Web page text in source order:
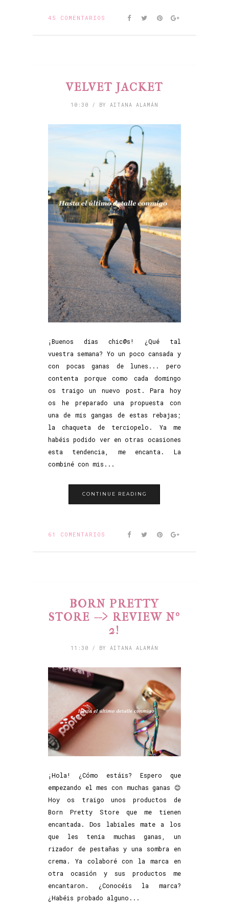
45 COMENTARIOS
VELVET JACKET
10:30 / BY AITANA ALAMÁN
¡Buenos días chic@s! ¿Qué tal
vuestra semana? Yo un poco cansada y
con pocas ganas de lunes... pero
contenta porque como cada domingo
os traigo un nuevo post. Para hoy
os he preparado una propuesta con
una de mis gangas de estas rebajas;
la chaqueta de terciopelo. Ya me
habéis podido ver en otras ocasiones
esta tendencia, me encanta. La
combiné con mis...
CONTINUE READING
61 COMENTARIOS
BORN PRETTY
STORE --> REVIEW Nº
2!
11:30 / BY AITANA ALAMÁN
¡Hola! ¿Cómo estáis? Espero que
empezando el mes con muchas ganas 😊
Hoy os traigo unos productos de
Born Pretty Store que me tienen
encantada. Dos labiales mate a los
que les tenía muchas ganas, un
rizador de pestañas y una sombra en
crema. Ya colaboré con la marca en
otra ocasión y sus productos me
encantaron. ¿Conocéis la marca?
¿Habéis probado alguno...